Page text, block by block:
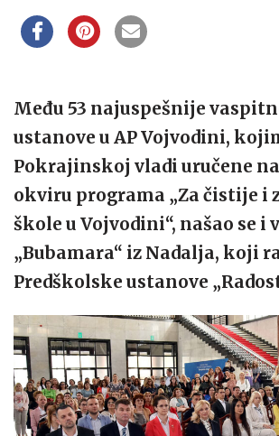
Među 53 najuspešnije
ustanove u AP Vojvodini,
Pokrajinskoj vladi uručene
okviru programa „Za čistije i
škole u Vojvodini“, našao se i
„Bubamara“ iz Nadalja, koji
Predškolske ustanove